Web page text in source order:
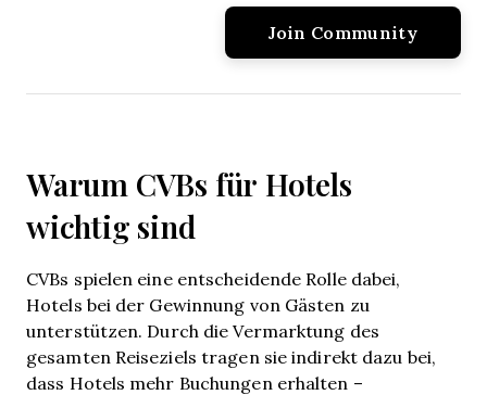
Warum CVBs für Hotels
wichtig sind
CVBs spielen eine entscheidende Rolle dabei,
Hotels bei der Gewinnung von Gästen zu
unterstützen. Durch die Vermarktung des
gesamten Reiseziels tragen sie indirekt dazu bei,
dass Hotels mehr Buchungen erhalten –